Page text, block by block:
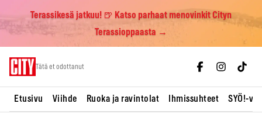
Terassikesä jatkuu! 🍺 Katso parhaat menovinkit Cityn
Terassioppaasta →
Tätä et odottanut
Etusivu Viihde Ruoka ja ravintolat Ihmissuhteet SYÖ!-